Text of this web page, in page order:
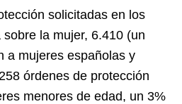
solicitadas en los
la mujer, 6.410 (un
a mujeres españolas y
órdenes de protección
menores de edad, un 3%